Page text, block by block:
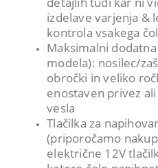
izdelave varjenja &
kontrola vsakega
Maksimalni
modela): nosilec/
obročki in veliko
enostaven privez
vesla
Tlačilka za
(priporočamo
električne 12V